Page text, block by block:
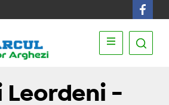
Leordeni -